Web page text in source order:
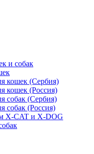
и собак
кошек (Сербия)
кошек (Россия)
собак (Сербия)
собак (Россия)
X-CAT и X-DOG